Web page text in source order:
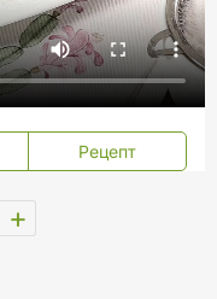
Рецепт
+